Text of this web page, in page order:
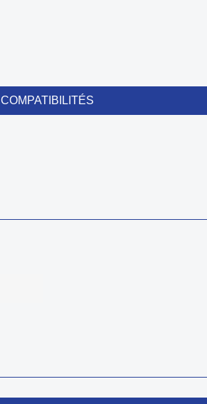
COMPATIBILITÉS